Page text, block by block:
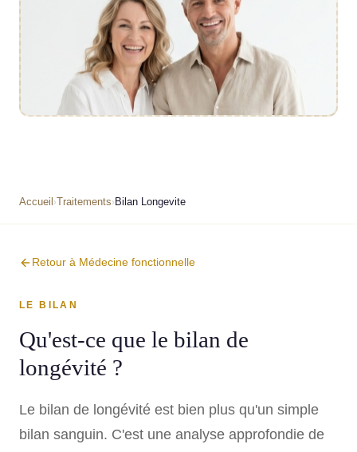
Protocole
Accueil ›Traitements› Bilan Longevite
Retour à Médecine fonctionnelle
LE BILAN
Qu'est-ce que le bilan de
longévité ?
Le bilan de longévité est bien plus qu'un simple
bilan sanguin. C'est une analyse approfondie de